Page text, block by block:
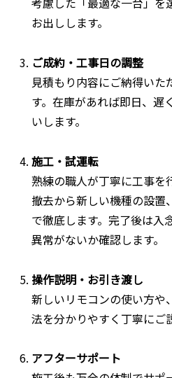
お出しします。
ご成約・工事日の調整
見積もり内容にご納得いた
す。在庫があれば即日、遅
いします。
施工・試運転
熟練の職人が丁寧に工事を
撤去から新しい機種の設置
で徹底します。完了後は入
異常がないか確認します。
操作説明・お引き渡し
新しいリモコンの使い方や
法を分かりやすく丁寧にご
アフターサポート